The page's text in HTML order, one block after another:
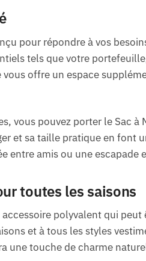
pour répondre à vos
tels que votre
offre un espace
vous pouvez porter le Sac
et sa taille pratique en font
entre amis ou une escapade
toutes les saisons
polyvalent qui
et à tous les styles
une touche de charme